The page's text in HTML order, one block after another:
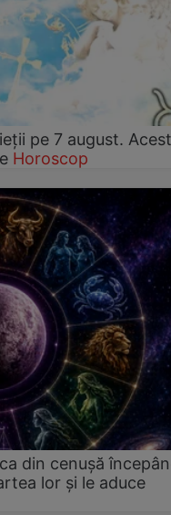
pe 7 august. Acest
Horoscop
din cenușă
lor și le aduce